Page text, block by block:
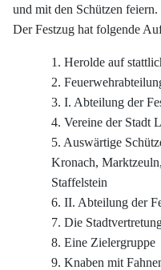
und mit den Schützen feiern.
Der Festzug hat folgende
1. Herolde auf
2.
3. I. Abteilung der
4. Vereine der Stadt
5. Auswärtige
Kronach,
Staffelstein
6. II. Abteilung der
7. Die
8. Eine Zielergruppe
9. Knaben mit